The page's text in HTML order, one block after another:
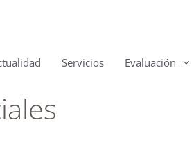
Servicios Evaluación